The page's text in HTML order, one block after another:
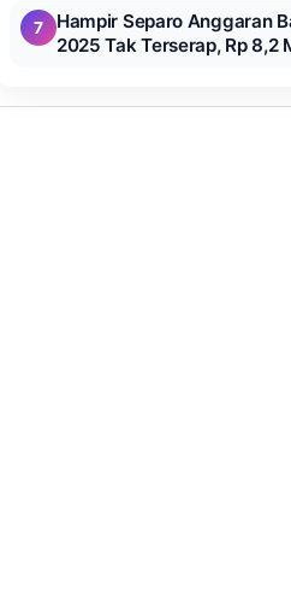
7
Hampir Separo Anggaran
2025 Tak Terserap, Rp 8,2